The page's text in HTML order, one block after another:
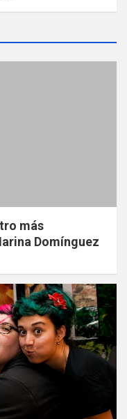
más
Domínguez